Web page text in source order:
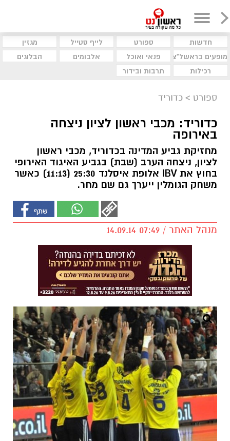
חדשות ספורט לייף סטייל
מגזין
מופעים בראשל"צ
פנאי ואוכל אלבומים
הבלוגים
רכילות
תרבות ובידור
ספורט > כדוריד
כדוריד: מכבי ראשון לציון ניצחה
באירופה
מחזיקת גביע המדינה בכדוריד, מכבי ראשון
לציון, ניצחה הערב (שבת) בגביע האיגוד האירופי
בחוץ את IBV אלופת איסלנד 25:30 (11:13) כאשר
משחק הגומלין ייערך גם שם מחר.
מנהל האתר / 07:49 14.09.14